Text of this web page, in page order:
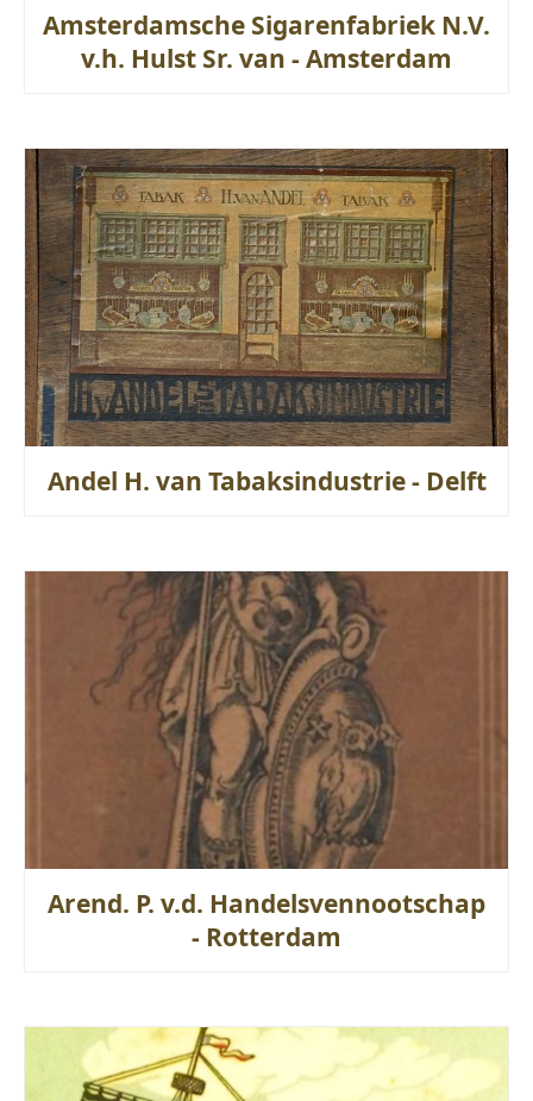
Amsterdamsche Sigarenfabriek N.V.
v.h. Hulst Sr. van - Amsterdam
Andel H. van Tabaksindustrie - Delft
Arend. P. v.d. Handelsvennootschap
- Rotterdam